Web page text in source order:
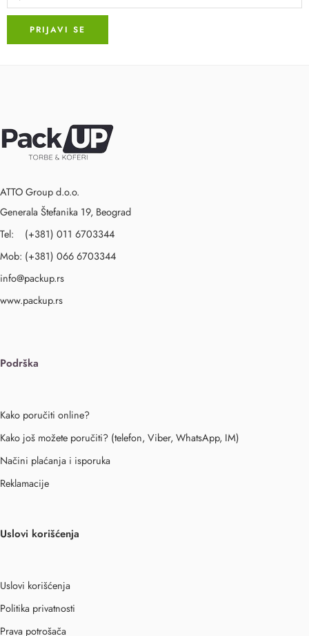
ATTO Group d.o.o.
Generala Štefanika 19, Beograd
Tel: (+381) 011 6703344
Mob: (+381) 066 6703344
info@packup.rs
www.packup.rs
Podrška
Kako poručiti online?
Kako još možete poručiti? (telefon, Viber, WhatsApp, IM)
Načini plaćanja i isporuka
Reklamacije
Uslovi korišćenja
Uslovi korišćenja
Politika privatnosti
Prava potrošača